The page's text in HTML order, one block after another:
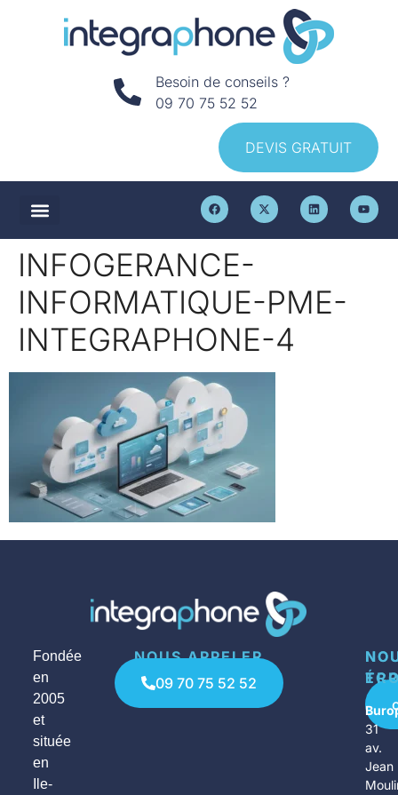
Besoin de conseils ?
09 70 75 52 52
DEVIS GRATUIT
INFOGERANCE-
INFORMATIQUE-PME-
INTEGRAPHONE-4
Fondée
en
2005
et
située
en
Ile-
NOUS APPELER
09 70 75 52 52
31
av.
Jean